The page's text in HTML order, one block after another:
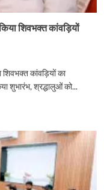
शिवभक्त कांवड़ियों
शिवभक्त कांवड़ियों का
शुभारंभ, श्रद्धालुओं को...